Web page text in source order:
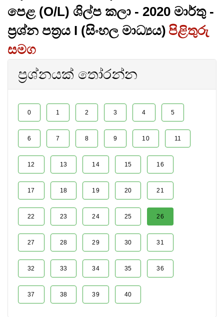
පෙළ (O/L) ශිල්ප කලා - 2020 මාර්තු -
ප්‍රශ්න පත්‍රය I (සිංහල මාධ්‍යය) පිළිතුරු
සමග
ප්‍රශ්නයක් තෝරන්න
0 1 2 3 4 5
6 7 8 9 10 11
12 13 14 15 16
17 18 19 20 21
22 23 24 25 26
27 28 29 30 31
32 33 34 35 36
37 38 39 40